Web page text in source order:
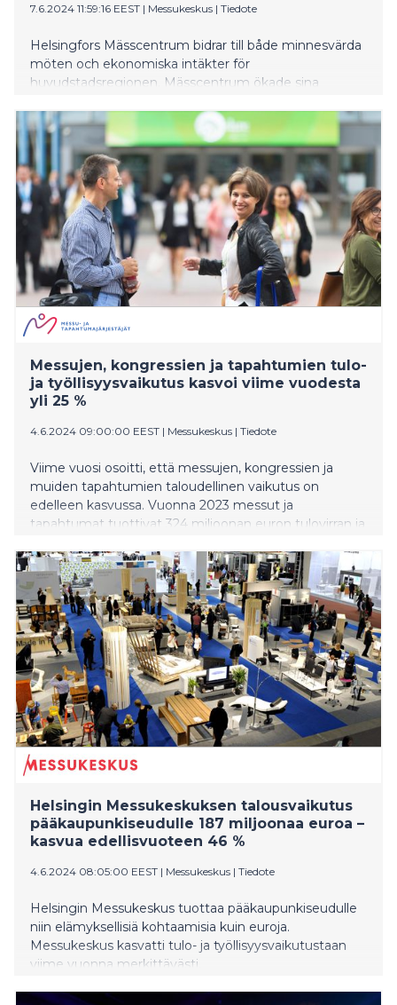
7.6.2024 11:59:16 EEST | Messukeskus | Tiedote
Helsingfors Mässcentrum bidrar till både minnesvärda
möten och ekonomiska intäkter för
huvudstadsregionen. Mässcentrum ökade sina
året.
Messujen, kongressien ja tapahtumien tulo-
ja työllisyysvaikutus kasvoi viime vuodesta
yli 25 %
4.6.2024 09:00:00 EEST | Messukeskus | Tiedote
Viime vuosi osoitti, että messujen, kongressien ja
muiden tapahtumien taloudellinen vaikutus on
edelleen kasvussa. Vuonna 2023 messut ja
tapahtumat tuottivat 324 miljoonan euron tulovirran ja
Vuonna 2022 tapahtuma-ala osoitti elpymisen
merkkejä, kun tulovirta nousi 258 miljoonaan euroon ja
kokonaistyöllisyysvaikutus oli 3 520 henkilötyövuotta.
Helsingin Messukeskuksen talousvaikutus
pääkaupunkiseudulle 187 miljoonaa euroa –
kasvua edellisvuoteen 46 %
4.6.2024 08:05:00 EEST | Messukeskus | Tiedote
Helsingin Messukeskus tuottaa pääkaupunkiseudulle
niin elämyksellisiä kohtaamisia kuin euroja.
Messukeskus kasvatti tulo- ja työllisyysvaikutustaan
viime vuonna merkittävästi.